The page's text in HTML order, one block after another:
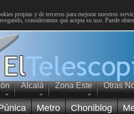
propias y de terceros para mejorar nuestros
consideramos que acepta su uso. Puede
Alcalá Zona Este Otras
Metro Choniblog